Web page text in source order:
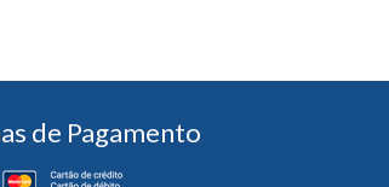
de Pagamento